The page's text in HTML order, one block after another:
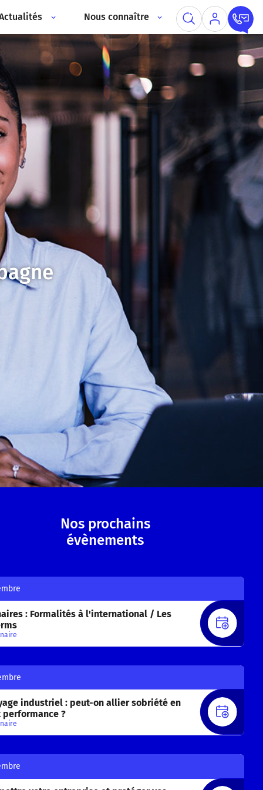
Nous connaître
Nos prochains
évènements
: Formalités à l'international / Les
industriel : peut-on allier sobriété en
performance ?